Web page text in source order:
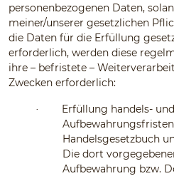
personenbezogenen Daten,
meiner/unserer gesetzlichen
die Daten für die Erfüllung
erforderlich, werden diese
ihre – befristete –
Zwecken erforderlich:
·
Erfüllung handels-
Handelsgesetzbuch
Die dort
Aufbewahrung bzw.